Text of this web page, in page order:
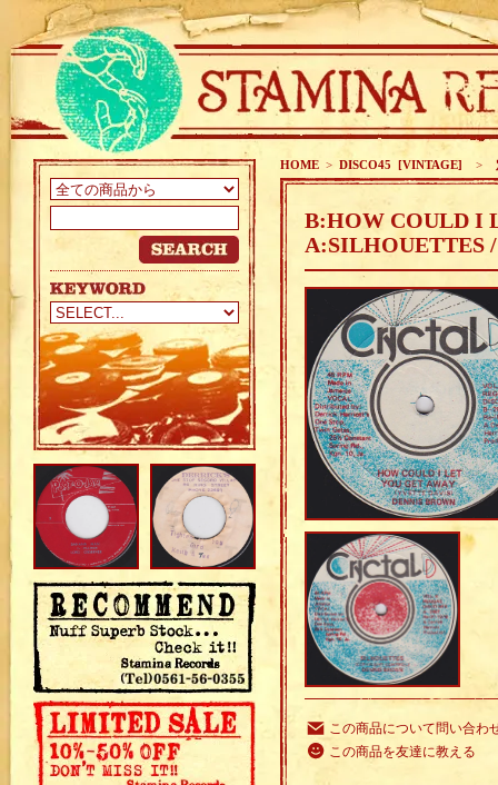
HOME > DISCO45 [VINTAGE] >
B:HOW COULD I
A:SILHOUETTES
この商品について問い合わ
この商品を友達に教える